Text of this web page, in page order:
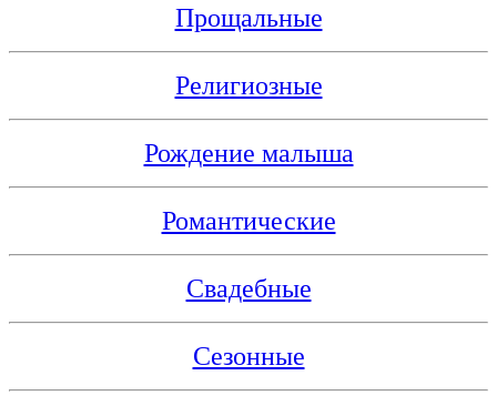
Прощальные
Религиозные
Рождение малыша
Романтические
Свадебные
Сезонные